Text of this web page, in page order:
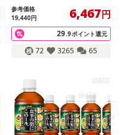
参考価格
19,440円 6,467円
29.9ポイント還元
72 3265 65